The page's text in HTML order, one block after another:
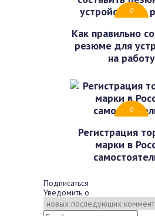
0
Как правильно
резюме для
на работу
0
Регистрация
марки в
Подписаться
Уведомить о